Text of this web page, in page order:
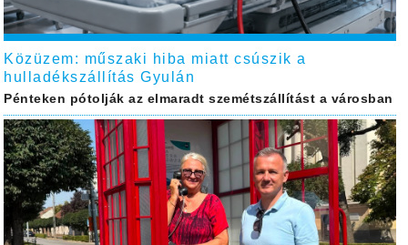
Közüzem: műszaki hiba miatt csúszik a
hulladékszállítás Gyulán
Pénteken pótolják az elmaradt szemétszállítást a városban